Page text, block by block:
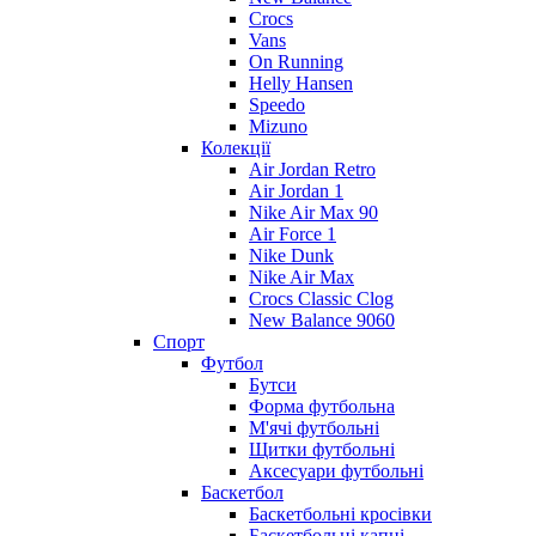
Crocs
Vans
On Running
Helly Hansen
Speedo
Mizuno
Колекції
Air Jordan Retro
Air Jordan 1
Nike Air Max 90
Air Force 1
Nike Dunk
Nike Air Max
Crocs Classic Clog
New Balance 9060
Спорт
Футбол
Бутси
Форма футбольна
М'ячі футбольні
Щитки футбольні
Аксесуари футбольні
Баскетбол
Баскетбольні кросівки